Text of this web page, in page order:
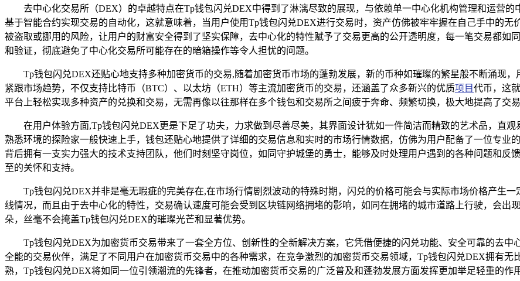
去中心化交易所（DEX）的卓越特点在Tp钱包闪兑DEX中得到了淋漓尽致的展现，与依赖单一中心化机构管理和运营
基于智能合约实现交易的自动化，这就意味着，当用户使用Tp钱包闪兑DEX进行交易时，资产仿佛被牢牢握在自己手中的
被盗取或挪用的风险，让用户的财富安全得到了坚实保障，去中心化的特性赋予了交易更高的公开透明度，每一笔交易都如
和验证，彻底避免了中心化交易所可能存在的暗箱操作等令人担忧的问题。
Tp钱包闪兑DEX还贴心地支持多种加密货币的交易,随着加密货币市场的蓬勃发展，新的币种如璀璨的繁星般不断涌现
紧跟市场趋势，不仅支持比特币（BTC）、以太坊（ETH）等主流加密货币的交易，还涵盖了众多新兴的优质项目代币，这
平台上轻松实现多种资产的兑换和交易，无需再像以往那样在多个钱包和交易所之间疲于奔命、频繁切换，极大地提高了交易
在用户体验方面,Tp钱包闪兑DEX更是下足了功夫，力求做到尽善尽美，其界面设计犹如一件简洁而精致的艺术品，直
熟悉环境的探险家一般快速上手，钱包还贴心地提供了详细的交易信息和实时的市场行情数据，仿佛为用户配备了一位专业
背后拥有一支实力强大的技术支持团队，他们时刻坚守岗位，如同守护城堡的勇士，能够及时处理用户遇到的各种问题和反
至的关怀和支持。
Tp钱包闪兑DEX并非是毫无瑕疵的完美存在,在市场行情剧烈波动的特殊时期，闪兑的价格可能会与实际市场价格产生
线情况，而且由于去中心化的特性，交易确认速度可能会受到区块链网络拥堵的影响，如同在拥堵的城市道路上行驶，会出
朵，丝毫不会掩盖Tp钱包闪兑DEX的璀璨光芒和显著优势。
Tp钱包闪兑DEX为加密货币交易带来了一套全方位、创新性的全新解决方案，它凭借便捷的闪兑功能、安全可靠的去
全能的交易伙伴，满足了不同用户在加密货币交易中的各种需求，在竞争激烈的加密货币交易领域，Tp钱包闪兑DEX拥有
熟，Tp钱包闪兑DEX将如同一位引领潮流的先锋者，在推动加密货币交易的广泛普及和蓬勃发展方面发挥更加举足轻重的作